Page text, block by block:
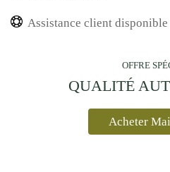
Assistance client disponible
OFFRE
QUALITÉ
Acheter